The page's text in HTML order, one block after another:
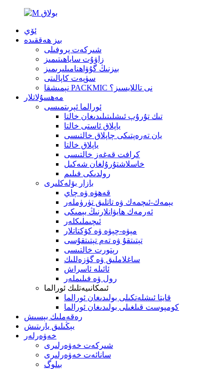
ئۆي
بىز ھەققىدە
شىركەت پروفىلى
زاۋۇت ساياھىتىمىز
بىزنىڭ گۇۋاھنامىلىرىمىز
سۈپەت كاپالىتى
نېمىشقا PACKMIC نى تاللايسىز؟
مەھسۇلاتلار
ئورالما ئېرىتمىسى
تىك تۇرۇپ ئىشلىتىلىدىغان خالتا
ياپلاق ئاستى خالتا
يان تەرەپتىكى چاپلاق خالتىسى
ياپلاق خالتا
كرافت قەغەز خالتىسى
خاسلاشتۇرۇلغان شەكىل
رولدىكى فىلىم
بازار بۆلەكلىرى
قەھۋە ۋە چاي
يېمەك-ئىچمەك ۋە تاتلىق تۈرۈملەر
ئەرمەك ھايۋانلارنىڭ يېمىكى
ئىچىملىكلەر
مېۋە-چېۋە ۋە كۆكتاتلار
تېتىتقۇ ۋە تەم تېتىتقۇسى
رېتورت خالتىسى
ساغلاملىق ۋە گۈزەللىك
ئائىلە ئاسراش
رول ۋە فىلىملەر
ئىمكانىيەتلىك ئورالما
قايتا ئىشلەتكىلى بولىدىغان ئورالما
كومپوست قىلغىلى بولىدىغان ئورالما
رەقەملىك بېسىش
يېڭىلىق يارىتىش
خەۋەرلەر
شىركەت خەۋەرلىرى
سانائەت خەۋەرلىرى
بىلوگ